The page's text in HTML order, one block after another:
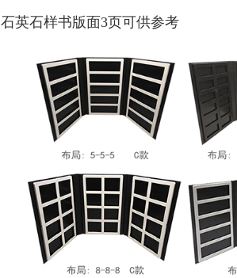
石英石样书版面3页可供参考